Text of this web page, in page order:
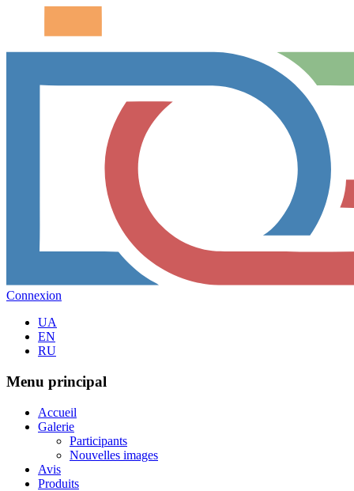
Connexion
UA
EN
RU
Menu principal
Accueil
Galerie
Participants
Nouvelles images
Avis
Produits